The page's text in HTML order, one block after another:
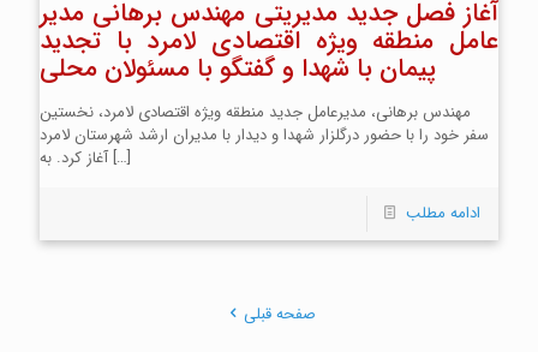
آغاز فصل جدید مدیریتی مهندس برهانی مدیر
عامل منطقه ویژه اقتصادی لامرد با تجدید
پیمان با شهدا و گفتگو با مسئولان محلی
مهندس برهانی، مدیرعامل جدید منطقه ویژه اقتصادی لامرد، نخستین
سفر خود را با حضور درگلزار شهدا و دیدار با مدیران ارشد شهرستان لامرد
آغاز کرد. به[…]
ادامه مطلب
صفحه قبلی